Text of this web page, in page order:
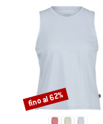
Sconto
fino al 62%